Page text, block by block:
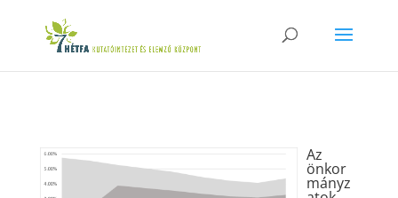
Az
önkor
mányz